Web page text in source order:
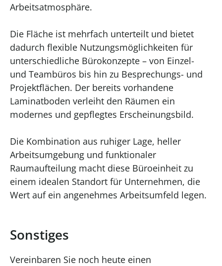
Arbeitsatmosphäre.
Die Fläche ist mehrfach unterteilt und bietet
dadurch flexible Nutzungsmöglichkeiten für
unterschiedliche Bürokonzepte – von Einzel-
und Teambüros bis hin zu Besprechungs- und
Projektflächen. Der bereits vorhandene
Laminatboden verleiht den Räumen ein
modernes und gepflegtes Erscheinungsbild.
Die Kombination aus ruhiger Lage, heller
Arbeitsumgebung und funktionaler
Raumaufteilung macht diese Büroeinheit zu
einem idealen Standort für Unternehmen, die
Wert auf ein angenehmes Arbeitsumfeld legen.
Sonstiges
Vereinbaren Sie noch heute einen